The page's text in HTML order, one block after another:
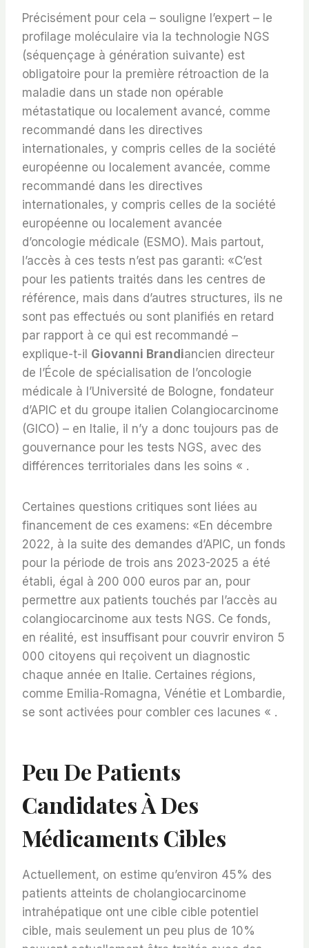
Précisément pour cela – souligne l’expert – le
profilage moléculaire via la technologie NGS
(séquençage à génération suivante) est
obligatoire pour la première rétroaction de la
maladie dans un stade non opérable
métastatique ou localement avancé, comme
recommandé dans les directives
internationales, y compris celles de la société
européenne ou localement avancée, comme
recommandé dans les directives
internationales, y compris celles de la société
européenne ou localement avancée
d’oncologie médicale (ESMO). Mais partout,
l’accès à ces tests n’est pas garanti: «C’est
pour les patients traités dans les centres de
référence, mais dans d’autres structures, ils ne
sont pas effectués ou sont planifiés en retard
par rapport à ce qui est recommandé –
explique-t-il Giovanni Brandiancien directeur
de l’École de spécialisation de l’oncologie
médicale à l’Université de Bologne, fondateur
d’APIC et du groupe italien Colangiocarcinome
(GICO) – en Italie, il n’y a donc toujours pas de
gouvernance pour les tests NGS, avec des
différences territoriales dans les soins « .
Certaines questions critiques sont liées au
financement de ces examens: «En décembre
2022, à la suite des demandes d’APIC, un fonds
pour la période de trois ans 2023-2025 a été
établi, égal à 200 000 euros par an, pour
permettre aux patients touchés par l’accès au
colangiocarcinome aux tests NGS. Ce fonds,
en réalité, est insuffisant pour couvrir environ 5
000 citoyens qui reçoivent un diagnostic
chaque année en Italie. Certaines régions,
comme Emilia-Romagna, Vénétie et Lombardie,
se sont activées pour combler ces lacunes « .
Peu De Patients
Candidates À Des
Médicaments Cibles
Actuellement, on estime qu’environ 45% des
patients atteints de cholangiocarcinome
intrahépatique ont une cible cible potentiel
cible, mais seulement un peu plus de 10%